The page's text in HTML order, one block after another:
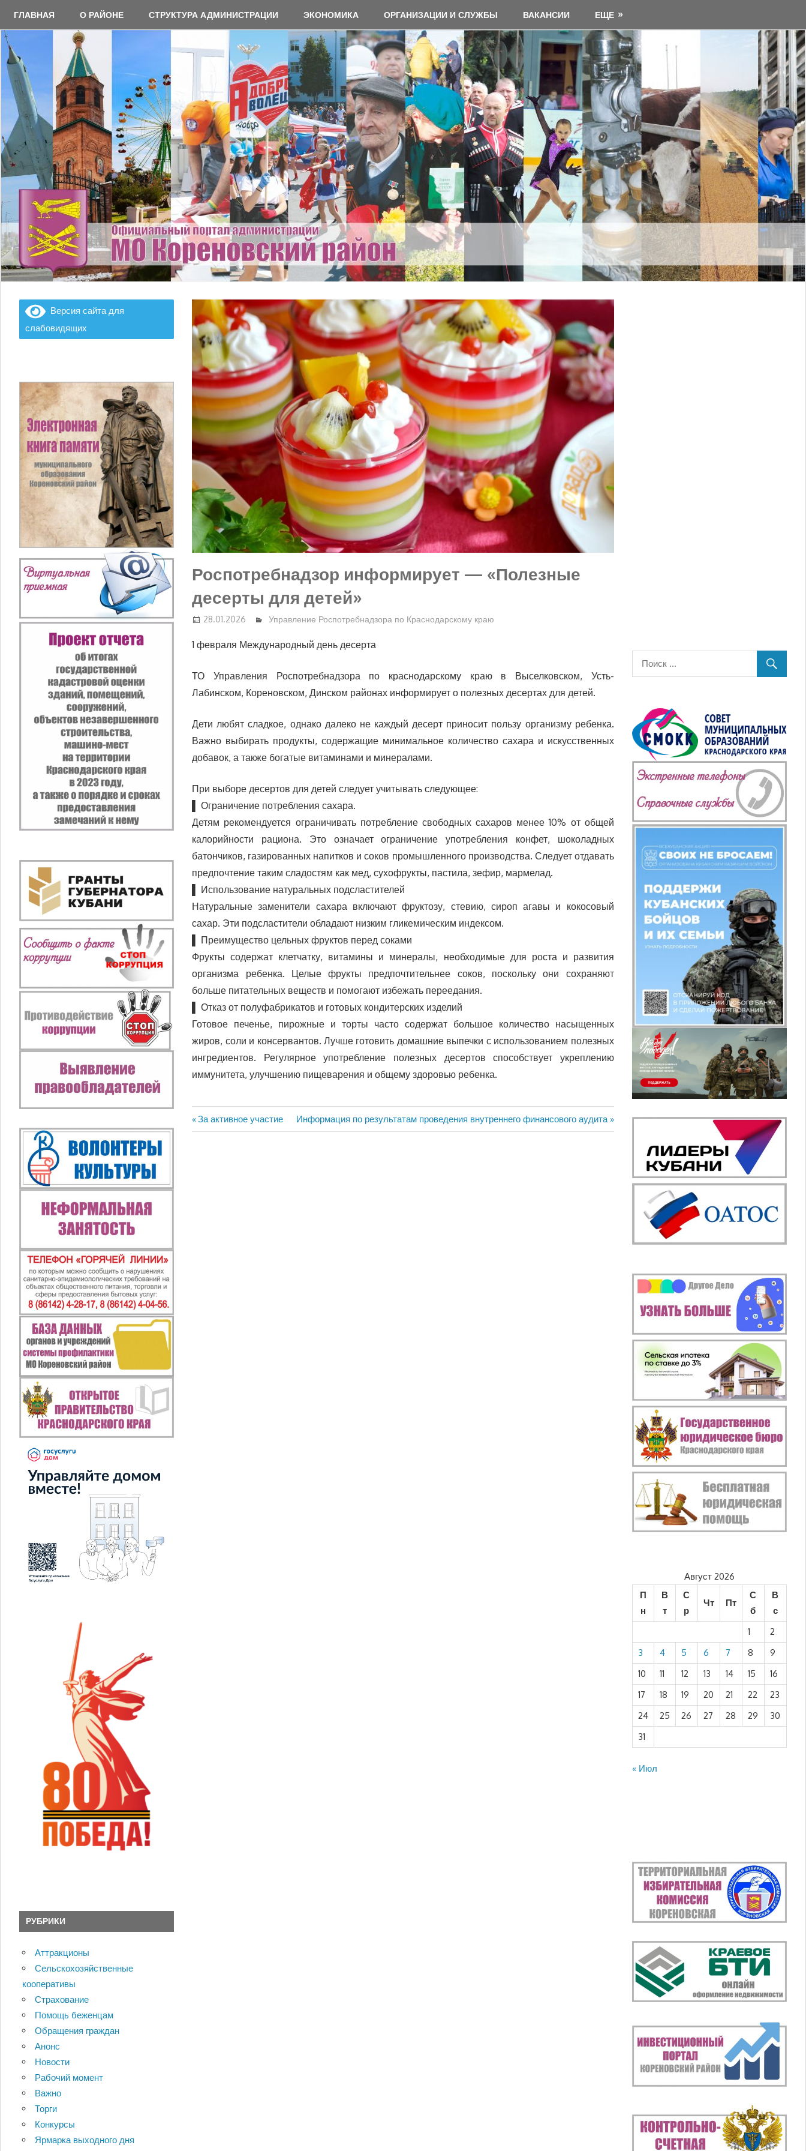
содержимому
ГЛАВНАЯ О РАЙОНЕ СТРУКТУРА АДМИНИСТРАЦИИ ЭКОНОМИКА ОРГАНИЗАЦИИ И СЛУЖБЫ ВАКАНСИИ ЕЩЕ
Роспотребнадзор информирует — «Полезные
десерты для детей»
28.01.2026 Управление Роспотребнадзора по Краснодарскому краю
1 февраля Международный день десерта
ТО Управления Роспотребнадзора по краснодарскому краю в Выселковском, Усть-
Лабинском, Кореновском, Динском районах информирует о полезных десертах для детей.
Дети любят сладкое, однако далеко не каждый десерт приносит пользу организму ребенка.
Важно выбирать продукты, содержащие минимальное количество сахара и искусственных
добавок, а также богатые витаминами и минералами.
При выборе десертов для детей следует учитывать следующее:
▌ Ограничение потребления сахара.
Детям рекомендуется ограничивать потребление свободных сахаров менее 10% от общей
калорийности рациона. Это означает ограничение употребления конфет, шоколадных
батончиков, газированных напитков и соков промышленного производства. Следует отдавать
предпочтение таким сладостям как мед, сухофрукты, пастила, зефир, мармелад.
▌ Использование натуральных подсластителей
Натуральные заменители сахара включают фруктозу, стевию, сироп агавы и кокосовый
сахар. Эти подсластители обладают низким гликемическим индексом.
▌ Преимущество цельных фруктов перед соками
Фрукты содержат клетчатку, витамины и минералы, необходимые для роста и развития
организма ребенка. Целые фрукты предпочтительнее соков, поскольку они сохраняют
больше питательных веществ и помогают избежать переедания.
▌ Отказ от полуфабрикатов и готовых кондитерских изделий
Готовое печенье, пирожные и торты часто содержат большое количество насыщенных
жиров, соли и консервантов. Лучше готовить домашние выпечки с использованием полезных
ингредиентов. Регулярное употребление полезных десертов способствует укреплению
иммунитета, улучшению пищеварения и общему здоровью ребенка.
Навигация
Предыдущая
запись:
За активное участие
Следующая
запись:
Информация по результатам проведения внутреннего финансового аудита
Версия сайта для
слабовидящих
РУБРИКИ
Аттракционы
Сельскохозяйственные
кооперативы
Страхование
Помощь беженцам
Обращения граждан
Анонс
Новости
Рабочий момент
Важно
Торги
Конкурсы
Ярмарка выходного дня
Август 2026
П
н
В
т
С
р
Чт Пт
С
б
В
с
1
2
3
4 5 6 7 8
9
10
11 12 13 14 15
16
17
18 19 20 21 22
23
24
25 26 27 28 29
30
31
« Июл